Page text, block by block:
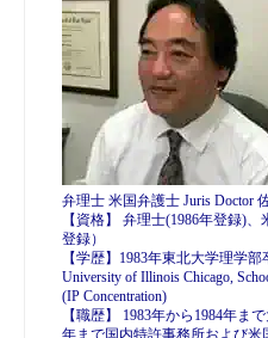
弁理士 米国弁護士 Juris Doctor
【資格】 弁理士(1986年登録)
登録）
【学歴】1983年東北大学理学
University of Illinois Chicago,
(IP Concentration)
【職歴】 1983年から1984年ま
年まで国内特許事務所および米